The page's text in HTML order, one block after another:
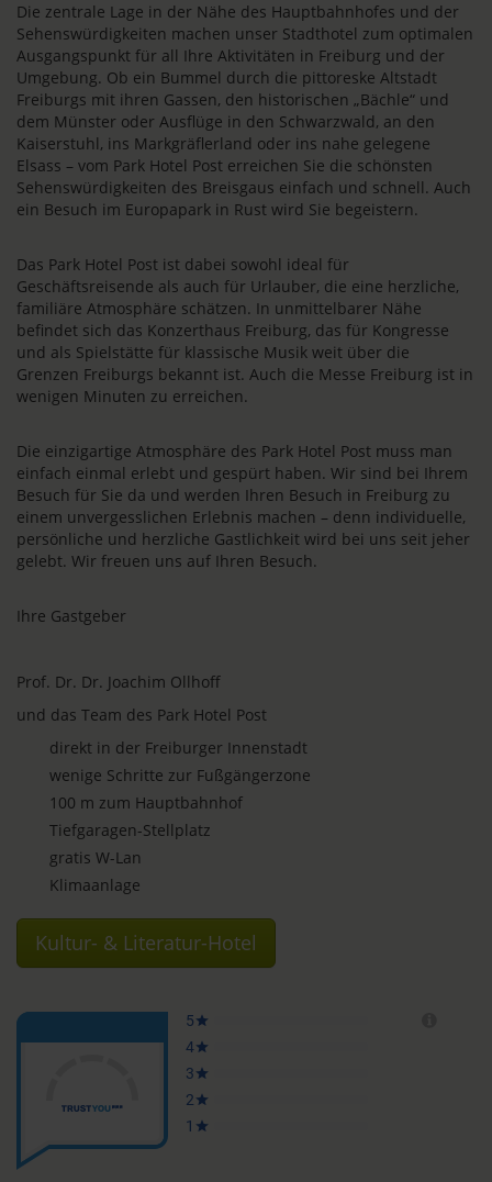
Die zentrale Lage in der Nähe des Hauptbahnhofes und der
Sehenswürdigkeiten machen unser Stadthotel zum optimalen
Ausgangspunkt für all Ihre Aktivitäten in Freiburg und der
Umgebung. Ob ein Bummel durch die pittoreske Altstadt
Freiburgs mit ihren Gassen, den historischen „Bächle“ und
dem Münster oder Ausflüge in den Schwarzwald, an den
Kaiserstuhl, ins Markgräflerland oder ins nahe gelegene
Elsass – vom Park Hotel Post erreichen Sie die schönsten
Sehenswürdigkeiten des Breisgaus einfach und schnell. Auch
ein Besuch im Europapark in Rust wird Sie begeistern.
Das Park Hotel Post ist dabei sowohl ideal für
Geschäftsreisende als auch für Urlauber, die eine herzliche,
familiäre Atmosphäre schätzen. In unmittelbarer Nähe
befindet sich das Konzerthaus Freiburg, das für Kongresse
und als Spielstätte für klassische Musik weit über die
Grenzen Freiburgs bekannt ist. Auch die Messe Freiburg ist in
wenigen Minuten zu erreichen.
Die einzigartige Atmosphäre des Park Hotel Post muss man
einfach einmal erlebt und gespürt haben. Wir sind bei Ihrem
Besuch für Sie da und werden Ihren Besuch in Freiburg zu
einem unvergesslichen Erlebnis machen – denn individuelle,
persönliche und herzliche Gastlichkeit wird bei uns seit jeher
gelebt. Wir freuen uns auf Ihren Besuch.
Ihre Gastgeber
Prof. Dr. Dr. Joachim Ollhoff
und das Team des Park Hotel Post
direkt in der Freiburger Innenstadt
wenige Schritte zur Fußgängerzone
100 m zum Hauptbahnhof
Tiefgaragen-Stellplatz
gratis W-Lan
Klimaanlage
Kultur- & Literatur-Hotel